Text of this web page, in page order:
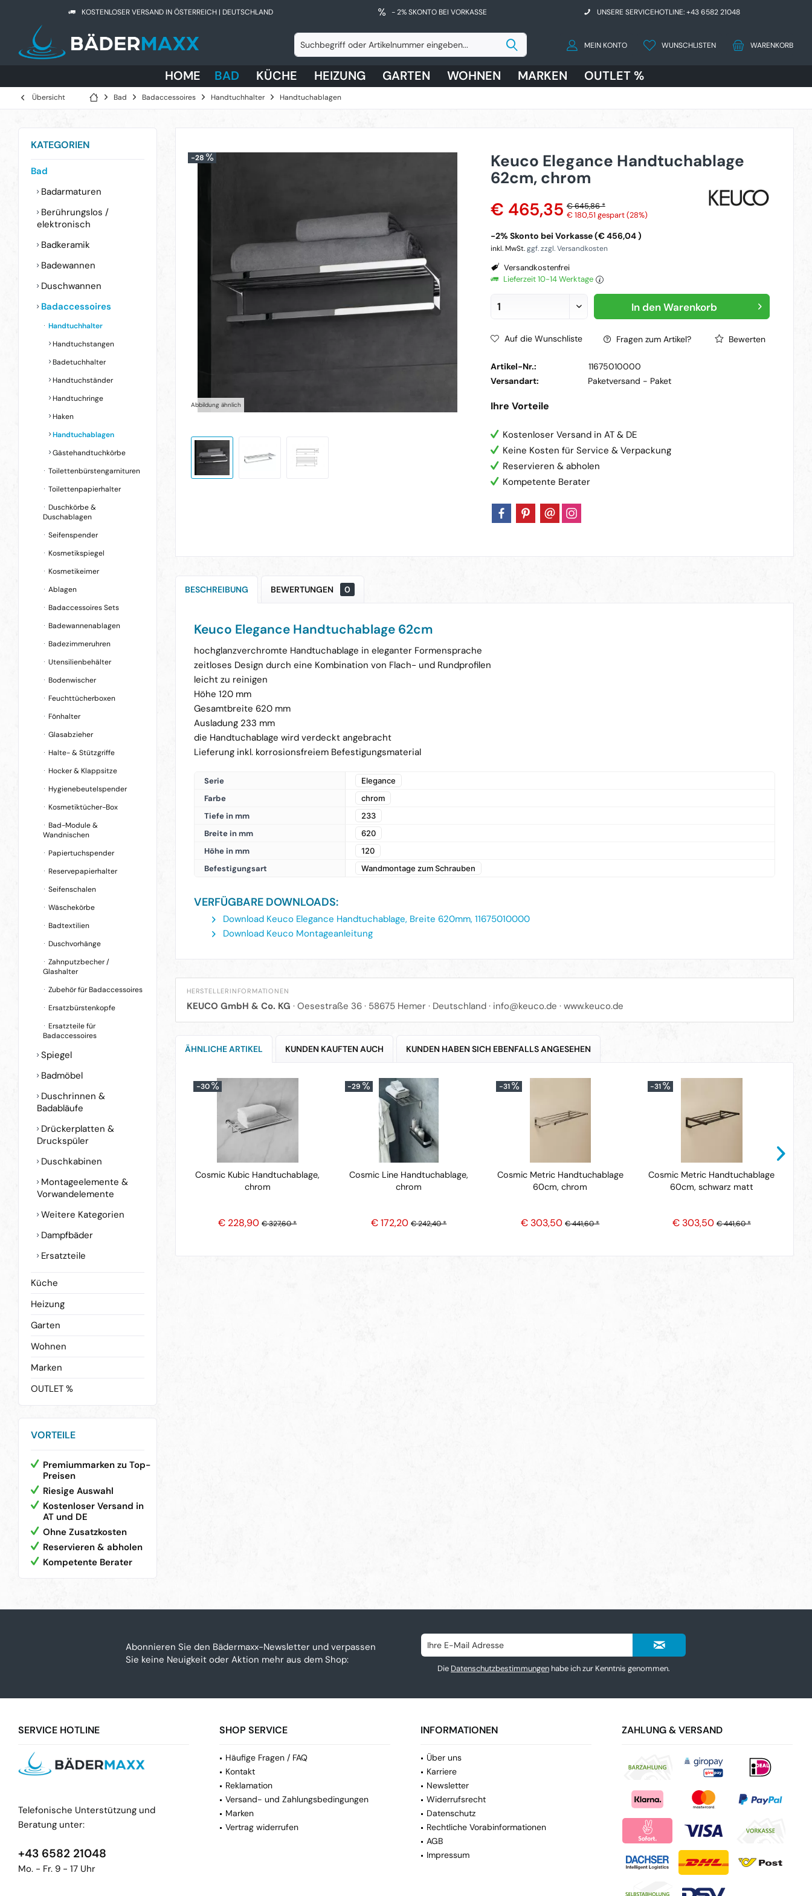
KOSTENLOSER VERSAND IN ÖSTERREICH | DEUTSCHLAND - 2% SKONTO BEI VORKASSE UNSERE SERVICEHOTLINE: +43 6582 21048
WARENKORB
WUNSCHLISTEN
MEIN KONTO
HOME BAD KÜCHE HEIZUNG GARTEN WOHNEN MARKEN OUTLET %
Übersicht Bad Badaccessoires Handtuchhalter Handtuchablagen
KATEGORIEN
Bad
Badarmaturen
Berührungslos /
elektronisch
Badkeramik
Badewannen
Duschwannen
Badaccessoires
Handtuchhalter
Handtuchstangen
Badetuchhalter
Handtuchständer
Handtuchringe
Haken
Handtuchablagen
Gästehandtuchkörbe
Toilettenbürstengarnituren
Toilettenpapierhalter
Duschkörbe &
Duschablagen
Seifenspender
Kosmetikspiegel
Kosmetikeimer
Ablagen
Badaccessoires Sets
Badewannenablagen
Badezimmeruhren
Utensilienbehälter
Bodenwischer
Feuchttücherboxen
Fönhalter
Glasabzieher
Halte- & Stützgriffe
Hocker & Klappsitze
Hygienebeutelspender
Kosmetiktücher-Box
Bad-Module &
Wandnischen
Papiertuchspender
Reservepapierhalter
Seifenschalen
Wäschekörbe
Badtextilien
Duschvorhänge
Zahnputzbecher /
Glashalter
Zubehör für Badaccessoires
Ersatzbürstenkopfe
Ersatzteile für
Badaccessoires
Spiegel
Badmöbel
Duschrinnen &
Badabläufe
Drückerplatten &
Druckspüler
Duschkabinen
Montageelemente &
Vorwandelemente
Weitere Kategorien
Dampfbäder
Ersatzteile
Küche
Heizung
Garten
Wohnen
Marken
OUTLET %
VORTEILE
Premiummarken zu Top-
Preisen
Riesige Auswahl
Kostenloser Versand in
AT und DE
Ohne Zusatzkosten
Reservieren & abholen
Kompetente Berater
-28
Abbildung ähnlich
Keuco Elegance Handtuchablage
62cm, chrom
€ 465,35 € 645,86 *
€ 180,51 gespart (28%)
-2% Skonto bei Vorkasse (€ 456,04 )
inkl. MwSt.ggf. zzgl. Versandkosten
Versandkostenfrei
Lieferzeit 10-14 Werktage
In denWarenkorb
Auf die Wunschliste Fragen zum Artikel? Bewerten
Artikel-Nr.:
11675010000
Versandart:
Paketversand - Paket
Ihre Vorteile
Kostenloser Versand in AT & DE
Keine Kosten für Service & Verpackung
Reservieren & abholen
Kompetente Berater
BESCHREIBUNG BEWERTUNGEN 0
Keuco Elegance Handtuchablage 62cm
hochglanzverchromte Handtuchablage in eleganter Formensprache
zeitloses Design durch eine Kombination von Flach- und Rundprofilen
leicht zu reinigen
Höhe 120 mm
Gesamtbreite 620 mm
Ausladung 233 mm
die Handtuchablage wird verdeckt angebracht
Lieferung inkl. korrosionsfreiem Befestigungsmaterial
Serie Elegance
Farbe chrom
Tiefe in mm 233
Breite in mm 620
Höhe in mm 120
Befestigungsart Wandmontage zum Schrauben
VERFÜGBARE DOWNLOADS:
Download Keuco Elegance Handtuchablage, Breite 620mm, 11675010000
Download Keuco Montageanleitung
HERSTELLERINFORMATIONEN
KEUCO GmbH & Co. KG · Oesestraße 36 · 58675 Hemer · Deutschland · info@keuco.de · www.keuco.de
ÄHNLICHE ARTIKEL KUNDEN KAUFTEN AUCH KUNDEN HABEN SICH EBENFALLS ANGESEHEN
-30
Cosmic Kubic Handtuchablage,
chrom
€ 228,90 € 327,60 *
-29
Cosmic Line Handtuchablage,
chrom
€ 172,20 € 242,40 *
-31
Cosmic Metric Handtuchablage
60cm, chrom
€ 303,50 € 441,60 *
-31
Cosmic Metric Handtuchablage
60cm, schwarz matt
€ 303,50 € 441,60 *
Abonnieren Sie den Bädermaxx-Newsletter und verpassen
Sie keine Neuigkeit oder Aktion mehr aus dem Shop:
Die Datenschutzbestimmungenhabe ich zur Kenntnis genommen.
SERVICE HOTLINE
Telefonische Unterstützung und
Beratung unter:
+43 6582 21048
Mo. - Fr. 9 - 17 Uhr
SHOP SERVICE
Häufige Fragen / FAQ
Kontakt
Reklamation
Versand- und Zahlungsbedingungen
Marken
Vertrag widerrufen
INFORMATIONEN
Über uns
Karriere
Newsletter
Widerrufsrecht
Datenschutz
Rechtliche Vorabinformationen
AGB
Impressum
ZAHLUNG & VERSAND